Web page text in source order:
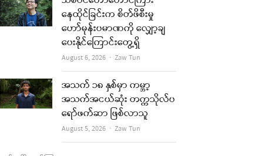
နေထိုင်ခြင်းက စိတ်ဖိစီးမှု
ဟော်မုန်းပမာဏကို လျှော့ချ
ပေးနိုင်ကြောင်းတွေ့ရှိ
August 6, 2026 Author
Zaw Tun
အသက် ၁၈ နှစ်မှာ ကမ္ဘာ့
အသက်အငယ်ဆုံး တက္ကသိုလ်ပ
ရော်ဖက်ဆာ ဖြစ်လာသူ
August 5, 2026 Author
Zaw Tun